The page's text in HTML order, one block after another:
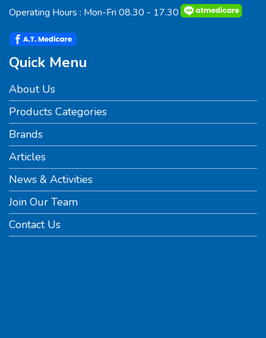
Operating Hours : Mon-Fri 08.30 - 17.30
Quick Menu
About Us
Products Categories
Brands
Articles
News & Activities
Join Our Team
Contact Us